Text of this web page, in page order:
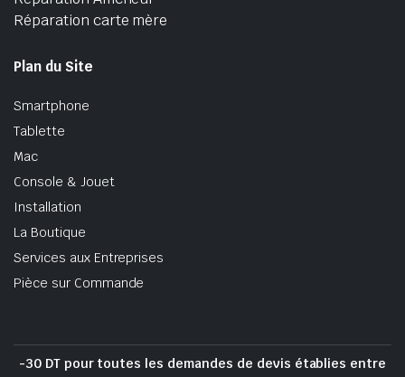
Réparation carte mère
Plan du Site
Smartphone
Tablette
Mac
Console & Jouet
Installation
La Boutique
Services aux Entreprises
Pièce sur Commande
-30 DT pour toutes les demandes de devis établies entre